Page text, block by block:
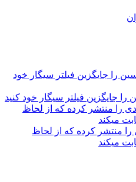
را جایگزین فیلتر سیگار خود کنید
را منتشر کرده که از لحاظ
میکند